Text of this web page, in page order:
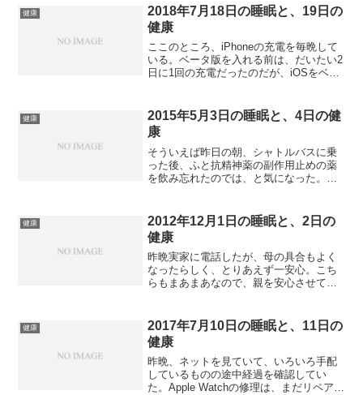
ジアも残っていて、それも影響している
かもしれない。寝たのは1...
健康
2018年7月18日の睡眠と、19日の
健康
ここのところ、iPhoneの充電を毎晩して
いる。ベータ版を入れる前は、だいたい2
日に1回の充電だったのだが、iOSをベー
たない残量になるので、充電しているの
である。...
健康
2015年5月3日の睡眠と、4日の健
康
そういえば昨日の朝、シャトルバスに乗
った後、ふと抗精神薬の副作用止めの薬
を飲み忘れたのでは、と気になった。し
っていた。ホテルに帰って薬の袋を見る
と、案の定飲み忘れだった...
健康
2012年12月1日の睡眠と、2日の
健康
昨晩実家に電話したが、母の具合もよく
なったらしく、とりあえず一安心。こち
らもまあまあなので、親を安心させてい
過ぎに気分が悪くなり、起きてトイレに
行ったら、かなり下...
健康
2017年7月10日の睡眠と、11日の
健康
昨晩、ネットを見ていて、いろいろ手配
しているものの途中経過を確認してい
た。Apple Watchの修理は、まだリペアセ